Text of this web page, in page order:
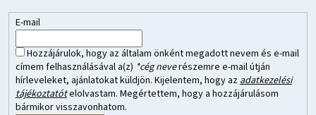
E-mail
Hozzájárulok, hogy az általam önként megadott nevem és e-mail
címem felhasználásával a(z) *cég neverészemre e-mail útján
hírleveleket, ajánlatokat küldjön. Kijelentem, hogy azadatkezelési
tájékoztatótelolvastam. Megértettem, hogy a hozzájárulásom
bármikor visszavonhatom.